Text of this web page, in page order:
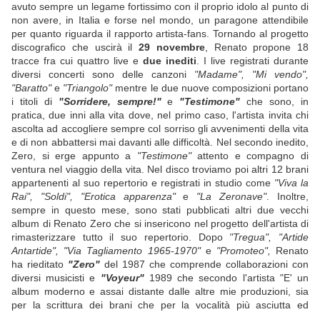
avuto sempre un legame fortissimo con il proprio idolo al punto di
non avere, in Italia e forse nel mondo, un paragone attendibile
per quanto riguarda il rapporto artista-fans. Tornando al progetto
discografico che uscirà il 29 novembre, Renato propone 18
tracce fra cui quattro live e due inediti . I live registrati durante
diversi concerti sono delle canzoni "Madame", "Mi vendo",
"Baratto"e "Triangolo"mentre le due nuove composizioni portano
i titoli di "Sorridere, sempre!"e "Testimone" che sono, in
pratica, due inni alla vita dove, nel primo caso, l'artista invita chi
ascolta ad accogliere sempre col sorriso gli avvenimenti della vita
e di non abbattersi mai davanti alle difficoltà. Nel secondo inedito,
Zero, si erge appunto a "Testimone"attento e compagno di
ventura nel viaggio della vita. Nel disco troviamo poi altri 12 brani
appartenenti al suo repertorio e registrati in studio come "Viva la
Rai", "Soldi", "Erotica apparenza"e "La Zeronave". Inoltre,
sempre in questo mese, sono stati pubblicati altri due vecchi
album di Renato Zero che si insericono nel progetto dell'artista di
rimasterizzare tutto il suo repertorio. Dopo "Tregua", "Artide
Antartide", "Via Tagliamento 1965-1970"e "Promoteo", Renato
ha rieditato "Zero" del 1987 che comprende collaborazioni con
diversi musicisti e "Voyeur"1989 che secondo l'artista "E' un
album moderno e assai distante dalle altre mie produzioni, sia
per la scrittura dei brani che per la vocalità più asciutta ed